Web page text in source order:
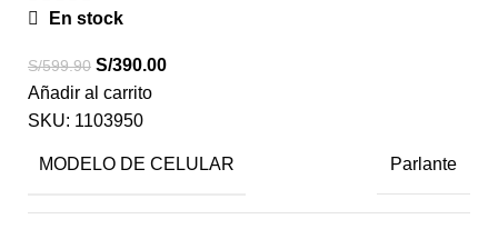
En stock
S/599.90 S/390.00
Añadir al carrito
SKU: 1103950
MODELO DE CELULAR Parlante